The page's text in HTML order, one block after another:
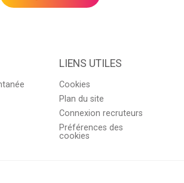
LIENS UTILES
Cookies
Plan du site
Connexion recruteurs
Préférences des
cookies